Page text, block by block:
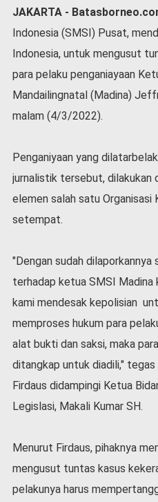
n
a
h
S
r
e
n
i
l
O
h
r
a
a
O
p
n
i
e
i
t
JAKARTA -
Indonesia (SMSI) Pusat,
Indonesia, untuk mengusut
para pelaku penganiayaan
Mandailingnatal (Madina)
malam (4/3/2022).
Penganiyaan yang
jurnalistik tersebut, dilakukan
elemen salah satu Organisasi
setempat.
"Dengan sudah dilaporkannya
terhadap ketua SMSI
kami mendesak kepolisian
memproses hukum para
alat bukti dan saksi, maka
ditangkap untuk diadili,"
Firdaus didampingi Ketua
Legislasi, Makali Kumar SH.
Menurut Firdaus, pihaknya
mengusut tuntas kasus
pelakunya harus